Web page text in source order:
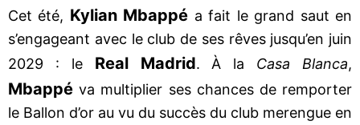
Cet été, Kylian Mbappé a fait le grand saut en
s’engageant avec le club de ses rêves jusqu’en juin
2029 : leReal Madrid. À la Casa Blanca,
Mbappé va multiplier ses chances de remporter
le Ballon d’or au vu du succès du club merengue en